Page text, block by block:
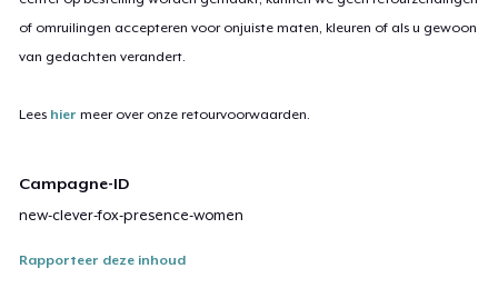
of omruilingen accepteren voor onjuiste maten, kleuren of als u gewoon
van gedachten verandert.
Lees hier meer over onze retourvoorwaarden.
Campagne-ID
new-clever-fox-presence-women
Rapporteer deze inhoud